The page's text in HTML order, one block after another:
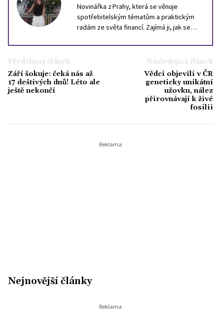
Novinářka z Prahy, která se věnuje
spotřebitelským tématům a praktickým
radám ze světa financí. Zajímá ji, jak se
jednotlivců - od každodenních nákupů až
po dlouhodobé finanční plánování. Sleduje
trh, trendy i pasti, které mohou ovlivnit
běžné rozhodování domácností. Kromě
novinářské práce studuje vysokou školu,
ve volném čase se věnuje historii,
japonské kultuře a profesionálnímu tanci.
potřeby a životní příběhy.
Předchozí článek
Září šokuje: čeká nás až
17 deštivých dnů! Léto ale
ještě nekončí
Následující článek
Vědci objevili v ČR
geneticky unikátní
užovku, nález
přirovnávají k živé
fosilii
Nejnovější články